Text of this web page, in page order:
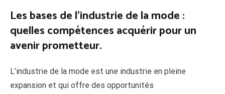
Les bases de l’industrie de la mode :
quelles compétences acquérir pour un
avenir prometteur.
L’industrie de la mode est une industrie en pleine
expansion et qui offre des opportunités